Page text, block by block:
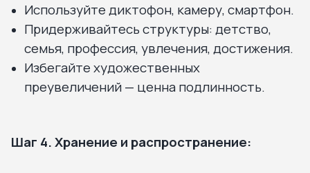
Используйте диктофон, камеру, смартфон.
Придерживайтесь структуры: детство,
семья, профессия, увлечения, достижения.
Избегайте художественных
преувеличений — ценна подлинность.
Шаг 4. Хранение и распространение: